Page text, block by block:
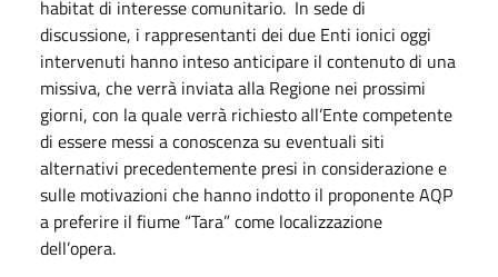
habitat di interesse comunitario. In sede di
discussione, i rappresentanti dei due Enti ionici oggi
intervenuti hanno inteso anticipare il contenuto di una
missiva, che verrà inviata alla Regione nei prossimi
giorni, con la quale verrà richiesto all’Ente competente
di essere messi a conoscenza su eventuali siti
alternativi precedentemente presi in considerazione e
sulle motivazioni che hanno indotto il proponente AQP
a preferire il fiume “Tara” come localizzazione
dell’opera.